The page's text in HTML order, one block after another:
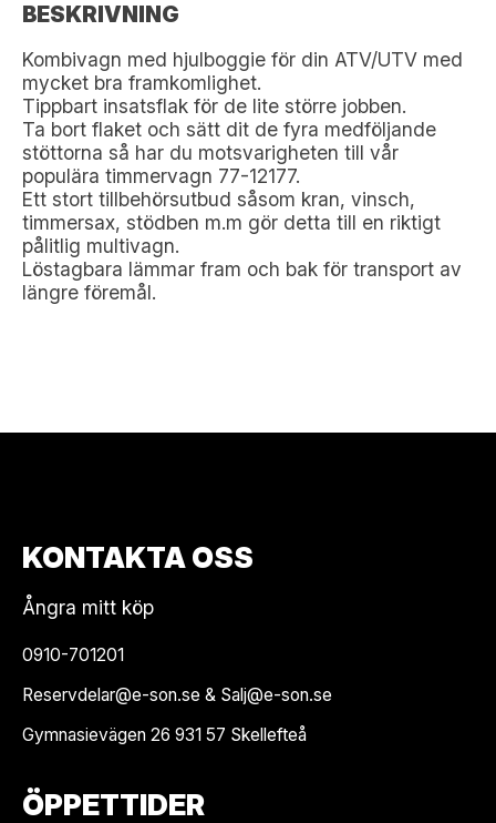
BESKRIVNING
Kombivagn med hjulboggie för din ATV/UTV med
mycket bra framkomlighet.
Tippbart insatsflak för de lite större jobben.
Ta bort flaket och sätt dit de fyra medföljande
stöttorna så har du motsvarigheten till vår
populära timmervagn 77-12177.
Ett stort tillbehörsutbud såsom kran, vinsch,
timmersax, stödben m.m gör detta till en riktigt
pålitlig multivagn.
Löstagbara lämmar fram och bak för transport av
längre föremål.
KONTAKTA OSS
Ångra mitt köp
0910-701201
Reservdelar@e-son.se & Salj@e-son.se
Gymnasievägen 26 931 57 Skellefteå
ÖPPETTIDER